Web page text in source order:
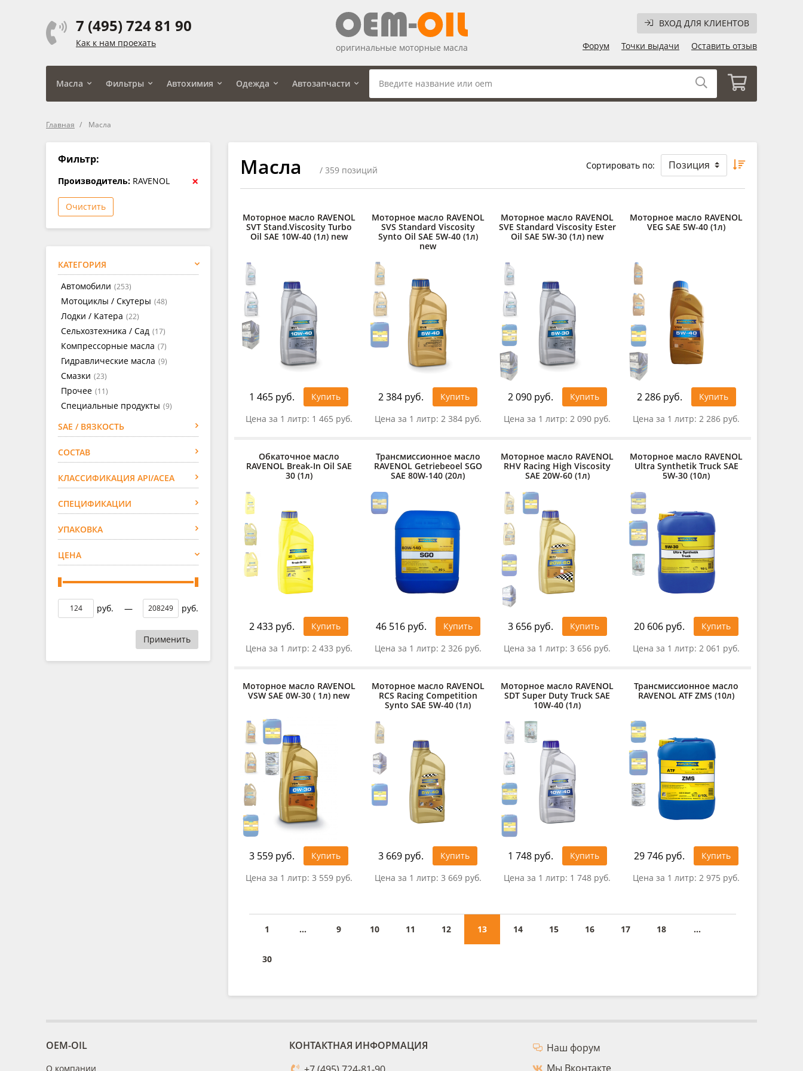
7 (495) 724 81 90
Как к нам проехать
ВХОД ДЛЯ КЛИЕНТОВ
Форум
Точки выдачи Оставить отзыв
оригинальные моторные масла
Масла Фильтры Автохимия Одежда Автозапчасти
Главная Масла
Фильтр:
Производитель: RAVENOL ×
Очистить
КАТЕГОРИЯ
Автомобили (253)
Мотоциклы / Скутеры (48)
Лодки / Катера (22)
Сельхозтехника / Сад (17)
Компрессорные масла (7)
Гидравлические масла (9)
Смазки (23)
Прочее (11)
Специальные продукты (9)
SAE / ВЯЗКОСТЬ
СОСТАВ
КЛАССИФИКАЦИЯ API/ACEA
СПЕЦИФИКАЦИИ
УПАКОВКА
ЦЕНА
руб. — руб.
Применить
Масла / 359 позиций Сортировать по:
Моторное масло RAVENOL
SVT Stand.Viscosity Turbo
Oil SAE 10W-40 (1л) new
1 465 руб.
Купить
Цена за 1 литр: 1 465 руб.
Моторное масло RAVENOL
SVS Standard Viscosity
Synto Oil SAE 5W-40 (1л)
new
2 384 руб.
Купить
Цена за 1 литр: 2 384 руб.
Моторное масло RAVENOL
SVE Standard Viscosity Ester
Oil SAE 5W-30 (1л) new
2 090 руб.
Купить
Цена за 1 литр: 2 090 руб.
Моторное масло RAVENOL
VEG SAE 5W-40 (1л)
2 286 руб.
Купить
Цена за 1 литр: 2 286 руб.
Обкаточное масло
RAVENOL Break-In Oil SAE
30 (1л)
2 433 руб.
Купить
Цена за 1 литр: 2 433 руб.
Трансмиссионное масло
RAVENOL Getriebeoel SGO
SAE 80W-140 (20л)
46 516 руб.
Купить
Цена за 1 литр: 2 326 руб.
Моторное масло RAVENOL
RHV Racing High Viscosity
SAE 20W-60 (1л)
3 656 руб.
Купить
Цена за 1 литр:3 656 руб.
Моторное масло RAVENOL
Ultra Synthetik Truck SAE
5W-30 (10л)
20 606 руб.
Купить
Цена за 1 литр: 2 061 руб.
Моторное масло RAVENOL
VSW SAE 0W-30 ( 1л) new
3 559 руб.
Купить
Цена за 1 литр: 3 559 руб.
Моторное масло RAVENOL
RCS Racing Competition
Synto SAE 5W-40 (1л)
3 669 руб.
Купить
Цена за 1 литр: 3 669 руб.
Моторное масло RAVENOL
SDT Super Duty Truck SAE
10W-40 (1л)
1 748 руб.
Купить
Цена за 1 литр: 1 748 руб.
Трансмиссионное масло
RAVENOL ATF ZMS (10л)
29 746 руб.
Купить
Цена за 1 литр: 2 975 руб.
1 ... 9 10 11 12 13 14 15 16 17 18 ...
30
OEM-OIL
О компании
КОНТАКТНАЯ ИНФОРМАЦИЯ
Наш форум
Мы Вконтакте